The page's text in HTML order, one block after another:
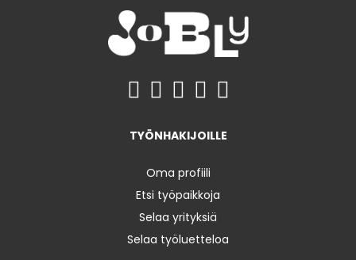
TYÖNHAKIJOILLE
Oma profiili
Etsi työpaikkoja
Selaa yrityksiä
Selaa työluetteloa